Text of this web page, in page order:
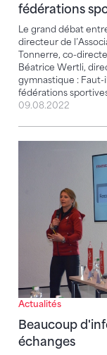
fédérations
Le grand débat
directeur de
Tonnerre, co-
Béatrice Wertli,
gymnastique :
fédérations
09.08.2022
Actualités
Beaucoup
échanges
Beaucoup